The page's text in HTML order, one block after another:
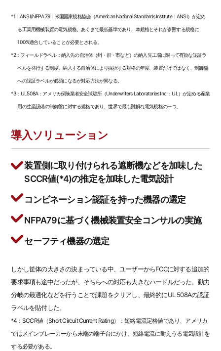
*1：ANSI/NFPA 79：米国国家規格協会（American National Standards Institute：ANSI）が定め
る工業用機械装置の電気規格。あくまで最低基準であり、本規格とそれが参照する規格に
100%適合していることが必要とされる。
*2：フィールドラベル：納入先の自治体（州・群・市など）の納入先工場に限って有効な認証ラ
ベルを発行する制度。納入する自治体により採択する規格の年度、装置だけではなく、制御盤
への認証ラベルが必須になるが対応方法が異なる。
*3：UL508A：アメリカ保険業者安全試験所（Underwriters Laboratories Inc.：UL）が定める産業
用の生産設備の制御盤に対する規格であり、世界で最も難解な電気規格の一つ。
導入ソリューション
装置側に取り付けられる遮断機などを加味した
SCCR値(*4)の推定を加味した電気設計
コンビネーション認証を持った機器の選定
NFPA79に基づく機械装置安全コンサルの実施
セーフティ機器の選定
しかし筐体の大きさの決まっている中、ユーザーからFCCに対する追加的
要求事項も途中だったが、そちらへの対応も大きなハードルだった。動力
分岐の最適化などを行うことで課題をクリアし、最終的にUL 508Aの認証
ラベルを貼付した。
*4：SCCR値（Short Circuit Current Rating）：短絡電流定格値であり、アメリカ
ではメインブレーカーから末端の端子台にかけ、短絡電流に耐えうる電気設計を
する必要がある。